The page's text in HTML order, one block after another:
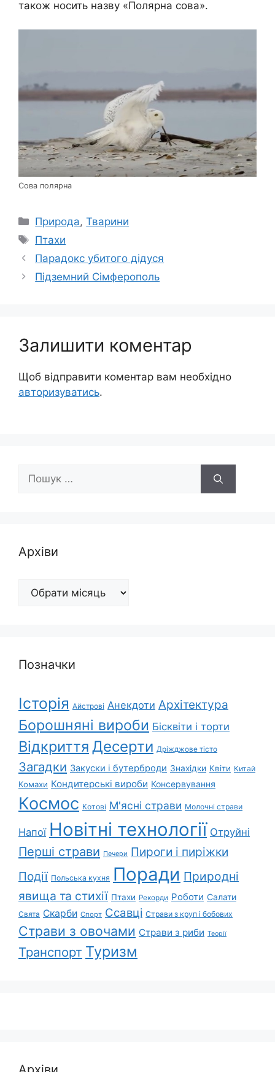
також носить назву «Полярна сова».
Сова полярна
Категорії
Природа,Тварини
Позначки
Птахи
Парадокс убитого дідуся
Підземний Сімферополь
Залишити коментар
Щоб відправити коментар вам необхідно
авторизуватись.
Пошук:
Архіви
Архіви
Позначки
Історія Айстрові Анекдоти Архітектура
Борошняні вироби Бісквіти і торти
Відкриття Десерти Дріжджове тісто
Загадки Закуски і бутерброди Знахідки Квіти Китай
Комахи Кондитерські вироби Консервування
Космос Котові М'ясні страви Молочні страви
Напої Новітні технології Отруйні
Перші страви Печери Пироги і пиріжки
Події Польська кухня Поради Природні
явища та стихії Птахи Рекорди Роботи Салати
Свята Скарби Спорт Ссавці Страви з круп і бобових
Страви з овочами Страви з риби Теорії
Транспорт Туризм